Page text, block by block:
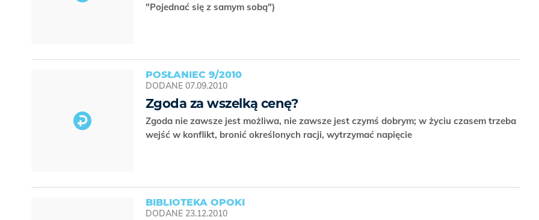
"Pojednać się z samym sobą")
POSŁANIEC 9/2010
DODANE 07.09.2010
Zgoda za wszelką cenę?
Zgoda nie zawsze jest możliwa, nie zawsze jest czymś dobrym; w życiu czasem trzeba
wejść w konflikt, bronić określonych racji, wytrzymać napięcie
BIBLIOTEKA OPOKI
DODANE 23.12.2010